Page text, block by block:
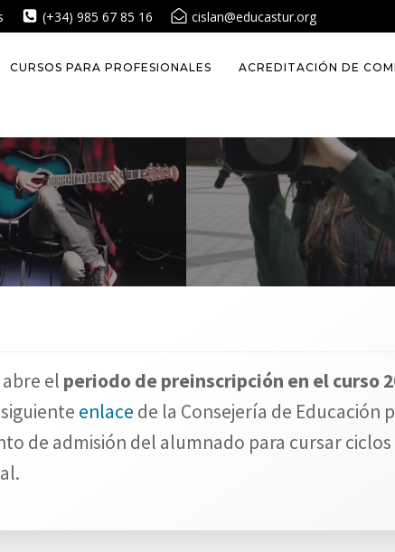
(+34) 985 67 85 16 cislan@educastur.org
CURSOS PARA PROFESIONALES ACREDITACIÓN DE
abre el periodo de preinscripción en el curso
enlace de la Consejería de
de admisión del alumnado para cursar